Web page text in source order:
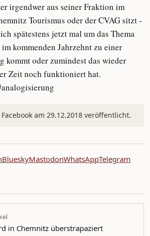
irgendwer aus seiner Fraktion im
Tourismus oder der CVAG sitzt -
spätestens jetzt mal um das Thema
kommenden Jahrzehnt zu einer
kommt oder zumindest das wieder
Zeit noch funktioniert hat.
am 29.12.2018 veröffentlicht.
BlueskyMastodonWhatsAppTelegram
in Chemnitz überstrapaziert